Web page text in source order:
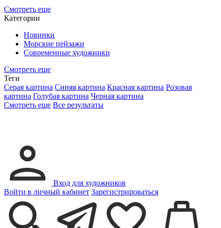
Смотреть еще
Категории
Новинки
Морские пейзажи
Современные художники
Смотреть еще
Теги
Серая картина Синяя картина Красная картина Розовая
картина Голубая картина Черная картина
Смотреть еще Все результаты
Вход для художников
Войти в личный кабинет Зарегистрироваться